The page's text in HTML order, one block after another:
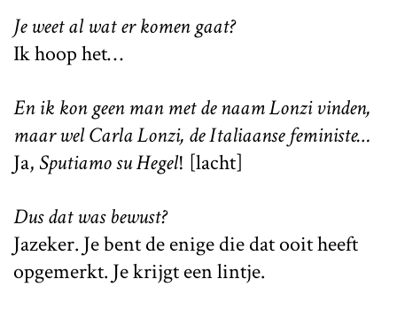
Je weet al wat er komen gaat?
Ik hoop het…
En ik kon geen man met de naam Lonzi vinden,
maar wel Carla Lonzi, de Italiaanse feministe…
Ja, Sputiamo su Hegel! [lacht]
Dus dat was bewust?
Jazeker. Je bent de enige die dat ooit heeft
opgemerkt. Je krijgt een lintje.